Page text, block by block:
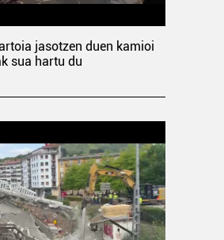
jasotzen duen kamioi
sua hartu du